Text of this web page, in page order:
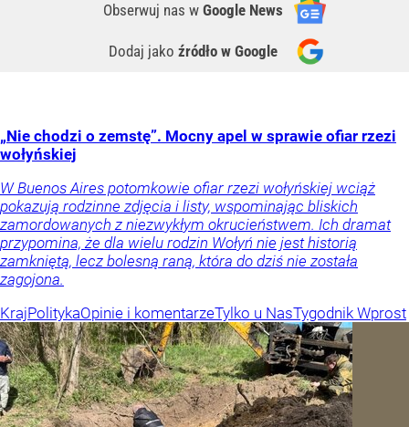
Obserwuj nas w Google News
Dodaj jako źródło w Google
„Nie chodzi o zemstę”. Mocny apel w sprawie ofiar rzezi
wołyńskiej
W Buenos Aires potomkowie ofiar rzezi wołyńskiej wciąż
pokazują rodzinne zdjęcia i listy, wspominając bliskich
zamordowanych z niezwykłym okrucieństwem. Ich dramat
przypomina, że dla wielu rodzin Wołyń nie jest historią
zamkniętą, lecz bolesną raną, która do dziś nie została
zagojona.
KrajPolitykaOpinie i komentarzeTylko u NasTygodnik Wprost